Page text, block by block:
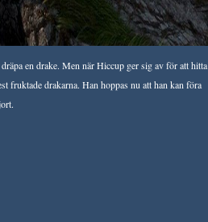
en drake. Men när Hiccup ger sig av för att hitta
fruktade drakarna. Han hoppas nu att han kan föra